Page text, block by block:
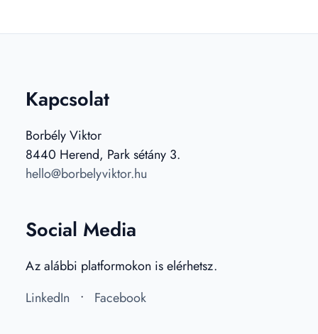
Kapcsolat
Borbély Viktor
8440 Herend, Park sétány 3.
hello@borbelyviktor.hu
Social Media
Az alábbi platformokon is elérhetsz.
LinkedIn
• Facebook